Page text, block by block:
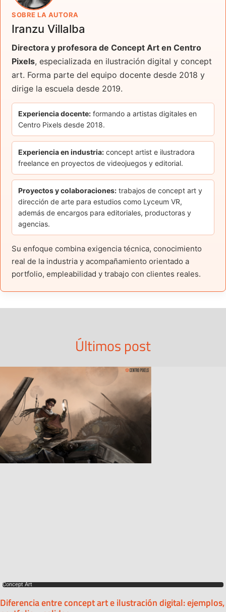
SOBRE LA AUTORA
Iranzu Villalba
Directora y profesora de Concept Art en Centro
Pixels, especializada en ilustración digital y concept
art. Forma parte del equipo docente desde 2018 y
dirige la escuela desde 2019.
Experiencia docente: formando a artistas digitales en
Centro Pixels desde 2018.
Experiencia en industria: concept artist e ilustradora
freelance en proyectos de videojuegos y editorial.
Proyectos y colaboraciones: trabajos de concept art y
dirección de arte para estudios como Lyceum VR,
además de encargos para editoriales, productoras y
agencias.
Su enfoque combina exigencia técnica, conocimiento
real de la industria y acompañamiento orientado a
portfolio, empleabilidad y trabajo con clientes reales.
Últimos post
Concept Art
Diferencia entre concept art e ilustración digital: ejemplos,